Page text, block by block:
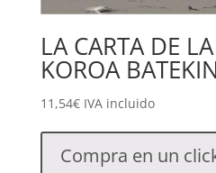
LA CARTA DE
KOROA BATEKIN
11,54€ IVA incluido
Compra en un